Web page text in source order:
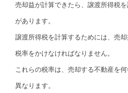
売却益が計算できたら、譲渡所得税
があります。
譲渡所得税を計算するためには、売
税率をかけなければなりません。
これらの税率は、売却する不動産を
異なります。